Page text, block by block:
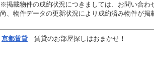
※掲載物件の成約状況につきましては、お問い合わ
尚、物件データの更新状況により成約済み物件が
京都賃貸 賃貸のお部屋探しはおまかせ！